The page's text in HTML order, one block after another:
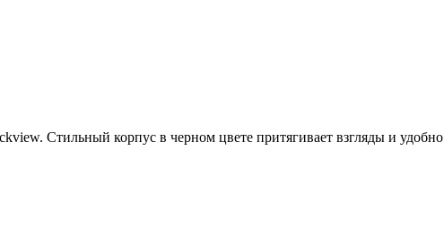
Стильный корпус в черном цвете притягивает взгляды и удобно